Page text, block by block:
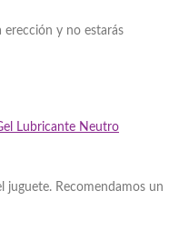
erección y no estarás
Lubricante Neutro
juguete. Recomendamos un